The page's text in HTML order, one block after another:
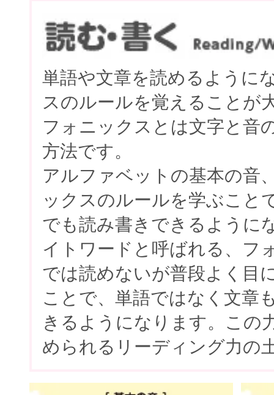
単語や文章を読めるように
スのルールを覚えることが
フォニックスとは文字と音
方法です。
アルファベットの基本の音
ックスのルールを学ぶこと
でも読み書きできるように
イトワードと呼ばれる、フ
では読めないが普段よく目
ことで、単語ではなく文章
きるようになります。この
められるリーディング力の